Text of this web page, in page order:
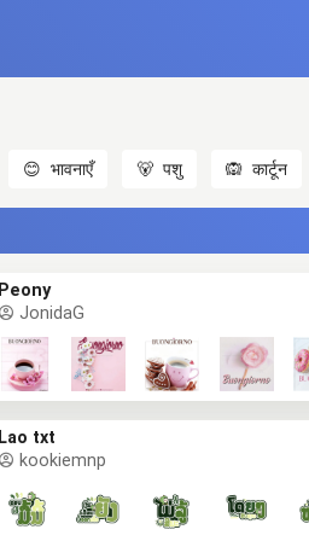
😊 भावनाएँ 🐻 पशु 🙉 कार्टून
Peony
JonidaG
Lao txt
kookiemnp